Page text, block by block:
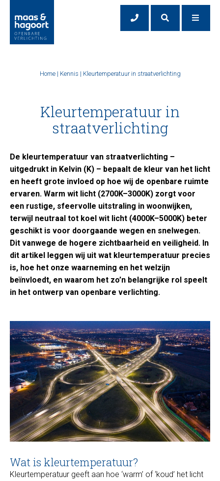
Home| Kennis | Kleurtemperatuur in straatverlichting
Kleurtemperatuur in
straatverlichting
De kleurtemperatuur van straatverlichting –
uitgedrukt in Kelvin (K) – bepaalt de kleur van het licht
en heeft grote invloed op hoe wij de openbare ruimte
ervaren. Warm wit licht (2700K–3000K) zorgt voor
een rustige, sfeervolle uitstraling in woonwijken,
terwijl neutraal tot koel wit licht (4000K–5000K) beter
geschikt is voor doorgaande wegen en snelwegen.
Dit vanwege de hogere zichtbaarheid en veiligheid. In
dit artikel leggen wij uit wat kleurtemperatuur precies
is, hoe het onze waarneming en het welzijn
beïnvloedt, en waarom het zo’n belangrijke rol speelt
in het ontwerp van openbare verlichting.
Wat is kleurtemperatuur?
Kleurtemperatuur geeft aan hoe ‘warm’ of ‘koud’ het licht